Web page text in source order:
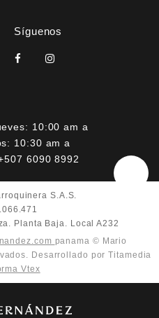
Síguenos
10:00 am a
10:30 am a
6090 8992
S.A.S.
Planta Baja. Local A232
panama © Mario
Desarrollado por Titamedia
Vtex